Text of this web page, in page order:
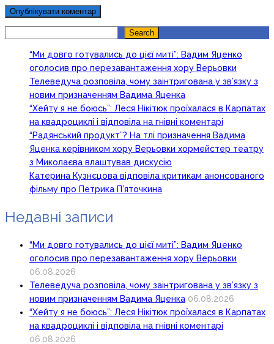
Search
“Ми довго готувались до цієї миті”: Вадим Яценко
оголосив про перезавантаження хору Верьовки
Телеведуча розповіла, чому заінтригована у зв’язку з
новим призначенням Вадима Яценка
“Хейту я не боюсь”: Леся Нікітюк проїхалася в Карпатах
на квадроциклі і відповіла на гнівні коментарі
“Радянський продукт”? На тлі призначення Вадима
Яценка керівником хору Верьовки хормейстер театру
з Миколаєва влаштував дискусію
Катерина Кузнєцова відповіла критикам анонсованого
фільму про Петрика П’яточкина
Недавні записи
“Ми довго готувались до цієї миті”: Вадим Яценко
оголосив про перезавантаження хору Верьовки
06.08.2026
Телеведуча розповіла, чому заінтригована у зв’язку з
новим призначенням Вадима Яценка 06.08.2026
“Хейту я не боюсь”: Леся Нікітюк проїхалася в Карпатах
на квадроциклі і відповіла на гнівні коментарі
06.08.2026